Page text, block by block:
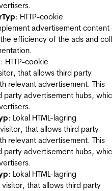
Typ: HTTP-cookie
advertisement content
efficiency of the ads and
: HTTP-cookie
that allows third party
relevant advertisement. This
party advertisement hubs,
: Lokal HTML-lagring
that allows third party
relevant advertisement. This
party advertisement hubs,
: Lokal HTML-lagring
that allows third party